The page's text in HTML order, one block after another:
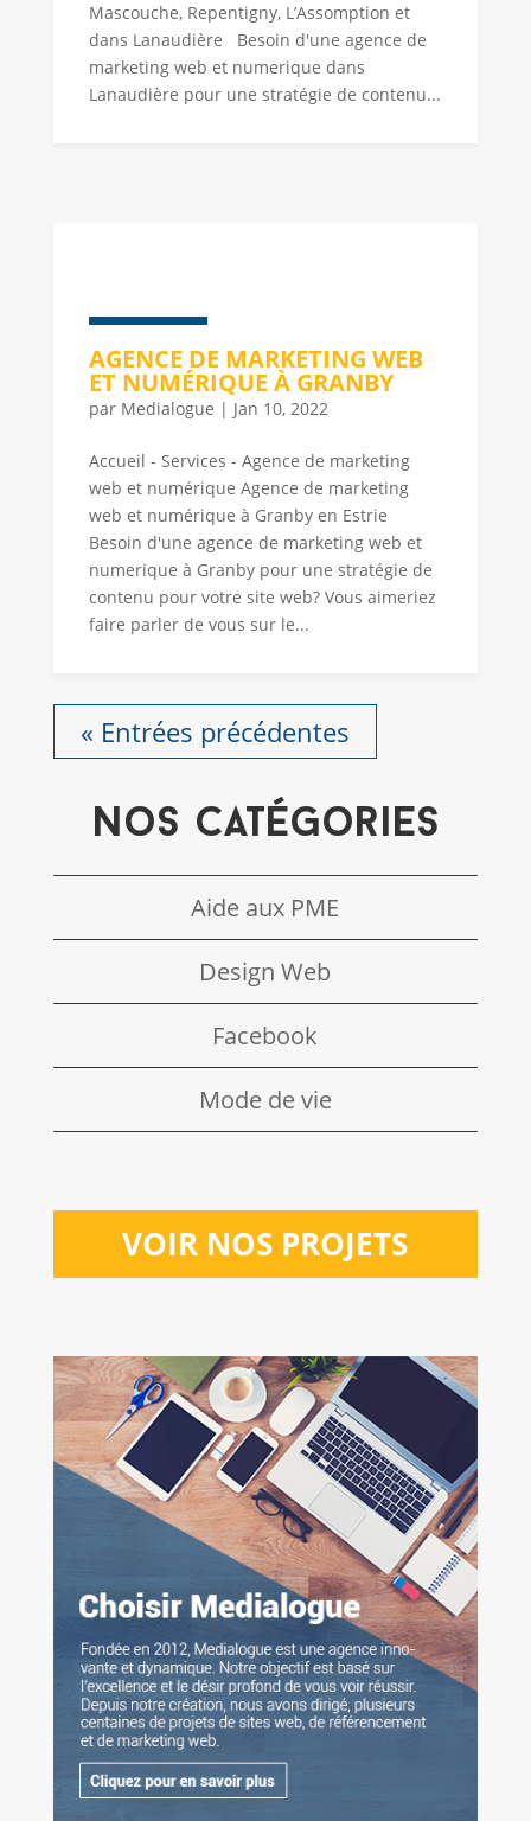
Mascouche, Repentigny, L’Assomption et
dans Lanaudière Besoin d'une agence de
marketing web et numerique dans
Lanaudière pour une stratégie de contenu...
AGENCE DE MARKETING WEB
ET NUMÉRIQUE À GRANBY
par Medialogue | Jan 10, 2022
Accueil - Services - Agence de marketing
web et numérique Agence de marketing
web et numérique à Granby en Estrie
Besoin d'une agence de marketing web et
numerique à Granby pour une stratégie de
contenu pour votre site web? Vous aimeriez
faire parler de vous sur le...
« Entrées précédentes
Nos catégories
Aide aux PME
Design Web
Facebook
Mode de vie
VOIR NOS PROJETS